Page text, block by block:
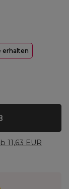
erhalten
11,63 EUR